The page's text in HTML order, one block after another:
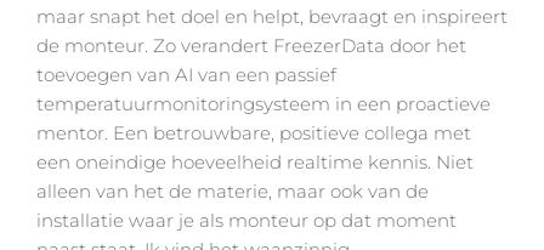
maar snapt het doel en helpt, bevraagt en inspireert
de monteur. Zo verandert FreezerData door het
toevoegen van AI van een passief
temperatuurmonitoringsysteem in een proactieve
mentor. Een betrouwbare, positieve collega met
een oneindige hoeveelheid realtime kennis. Niet
alleen van het de materie, maar ook van de
installatie waar je als monteur op dat moment